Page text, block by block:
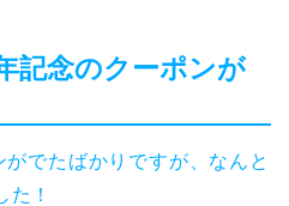
記念のクーポンが
でたばかりですが、なんと
！